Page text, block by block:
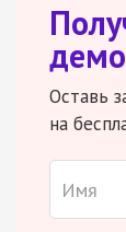
Оставь
на